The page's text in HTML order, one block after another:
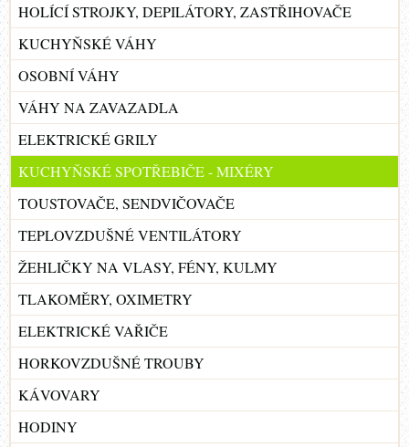
HOLÍCÍ STROJKY, DEPILÁTORY, ZASTŘIHOVAČE
KUCHYŇSKÉ VÁHY
OSOBNÍ VÁHY
VÁHY NA ZAVAZADLA
ELEKTRICKÉ GRILY
KUCHYŇSKÉ SPOTŘEBIČE - MIXÉRY
TOUSTOVAČE, SENDVIČOVAČE
TEPLOVZDUŠNÉ VENTILÁTORY
ŽEHLIČKY NA VLASY, FÉNY, KULMY
TLAKOMĚRY, OXIMETRY
ELEKTRICKÉ VAŘIČE
HORKOVZDUŠNÉ TROUBY
KÁVOVARY
HODINY